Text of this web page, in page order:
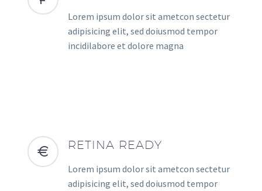
Lorem ipsum dolor sit ametcon sectetur
adipisicing elit, sed doiusmod tempor
incidilabore et dolore magna
RETINA READY
Lorem ipsum dolor sit ametcon sectetur
adipisicing elit, sed doiusmod tempor